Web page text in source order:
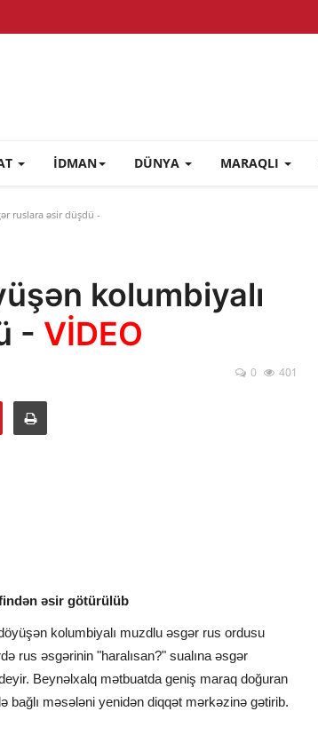
İDMAN DÜNYA MARAQLI
ruslara əsir düşdü -
kolumbiyalı
- VİDEO
0 401
əsir götürülüb
kolumbiyalı muzdlu əsgər rus ordusu
rus əsgərinin "haralısan?" sualına əsgər
Beynəlxalq mətbuatda geniş maraq doğuran
məsələni yenidən diqqət mərkəzinə gətirib.